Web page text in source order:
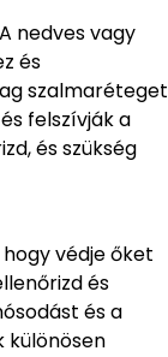
nedves vagy
és
szalmaréteget
felszívják a
és szükség
védje őket
és
és a
különösen